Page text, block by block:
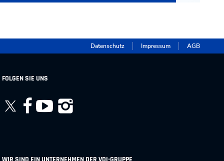
Datenschutz Impressum AGB
FOLGEN SIE UNS